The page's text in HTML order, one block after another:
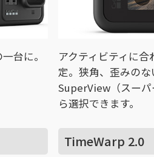
台に。
アクティビティに
定。狭角、歪みのな
SuperView（スー
ら選択できます。
TimeWarp 2.0